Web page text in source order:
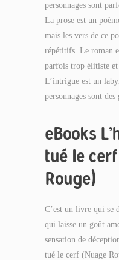
personnages sont
La prose est un
mais les vers de ce
répétitifs. Le roman
parfois trop élitiste
L’intrigue est un
personnages sont
eBooks
tué le
Rouge)
C’est un livre qui se
qui laisse un goût
sensation de
tué le cerf (Nuage